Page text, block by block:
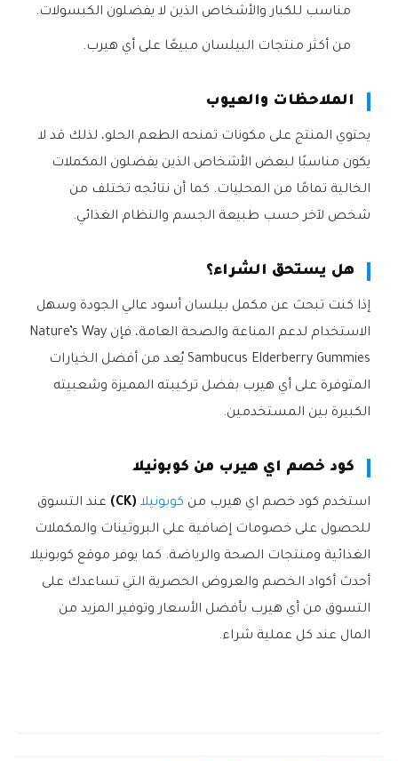
مناسب للكبار والأشخاص الذين لا يفضلون الكبسولات.
من أكثر منتجات البيلسان مبيعًا على أي هيرب.
الملاحظات والعيوب
يحتوي المنتج على مكونات تمنحه الطعم الحلو، لذلك قد لا
يكون مناسبًا لبعض الأشخاص الذين يفضلون المكملات
الخالية تمامًا من المحليات. كما أن نتائجه تختلف من
شخص لآخر حسب طبيعة الجسم والنظام الغذائي.
هل يستحق الشراء؟
إذا كنت تبحث عن مكمل بيلسان أسود عالي الجودة وسهل
الاستخدام لدعم المناعة والصحة العامة، فإن Nature’s Way
Sambucus Elderberry Gummies يُعد من أفضل الخيارات
المتوفرة على أي هيرب بفضل تركيبته المميزة وشعبيته
الكبيرة بين المستخدمين.
كود خصم اي هيرب من كوبونيلا
استخدم كود خصم اي هيرب من كوبونيلا (CK)
عند التسوق
للحصول على خصومات إضافية على البروتينات والمكملات
الغذائية ومنتجات الصحة والرياضة. كما يوفر موقع كوبونيلا
أحدث أكواد الخصم والعروض الحصرية التي تساعدك على
التسوق من أي هيرب بأفضل الأسعار وتوفير المزيد من
المال عند كل عملية شراء.